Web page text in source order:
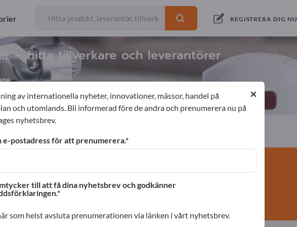
REGISTRERA DIG NU
– hitta tillverkare och leverantörer
exportörer
Identifiering
>> börja här
på Exportpages.
här
×
av internationella nyheter, innovationer, mässor, handel på
och utomlands. Bli informerad före de andra och prenumerera nu på
nyhetsbrev.
e-postadress för att prenumerera.
till att få dina nyhetsbrev och godkänner
som helst avsluta prenumerationen via länken i vårt nyhetsbrev.